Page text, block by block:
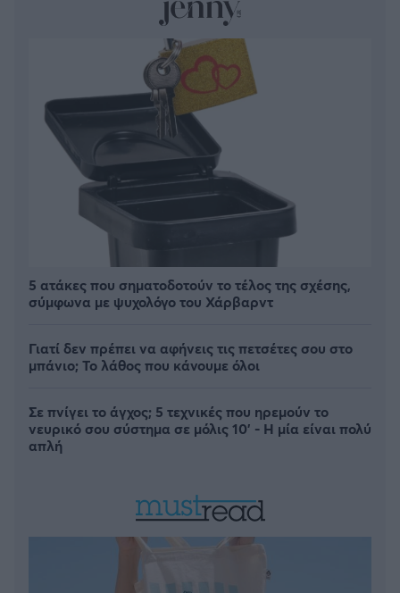
5 ατάκες που σηματοδοτούν το τέλος της σχέσης,
σύμφωνα με ψυχολόγο του Χάρβαρντ
Γιατί δεν πρέπει να αφήνεις τις πετσέτες σου στο
μπάνιο; Το λάθος που κάνουμε όλοι
Σε πνίγει το άγχος; 5 τεχνικές που ηρεμούν το
νευρικό σου σύστημα σε μόλις 10' - Η μία είναι πολύ
απλή